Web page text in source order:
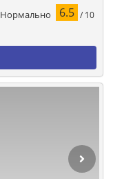
Нормально 6.5 / 10